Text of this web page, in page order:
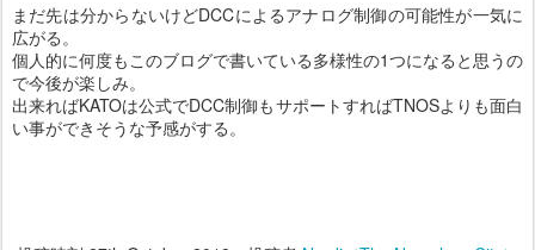
まだ先は分からないけどDCCによるアナログ制御の可能性が一気に
広がる。
個人的に何度もこのブログで書いている多様性の1つになると思うの
で今後が楽しみ。
出来ればKATOは公式でDCC制御もサポートすればTNOSよりも面白
い事ができそうな予感がする。